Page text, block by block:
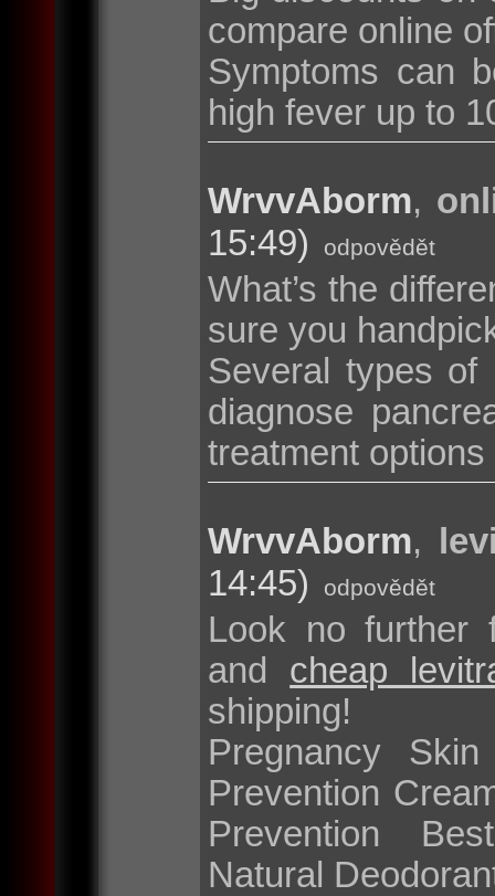
compare online
Symptoms can
high fever up to
WrvvAborm,
15:49)
odpovědět
What’s the
sure you
Several types
diagnose
treatment
WrvvAborm,
14:45)
odpovědět
Look no further
and cheap
shipping!
Pregnancy
Prevention
Prevention
Natural